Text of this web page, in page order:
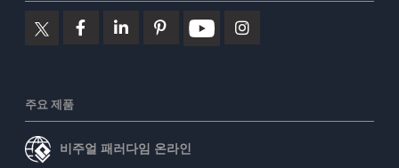
주요 제품
비주얼 패러다임 온라인